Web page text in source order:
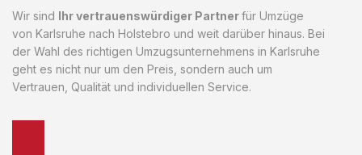
Wir sind Ihr vertrauenswürdiger Partnerfür Umzüge
von Karlsruhe nach Holstebro und weit darüber hinaus. Bei
der Wahl des richtigen Umzugsunternehmens in Karlsruhe
geht es nicht nur um den Preis, sondern auch um
Vertrauen, Qualität und individuellen Service.